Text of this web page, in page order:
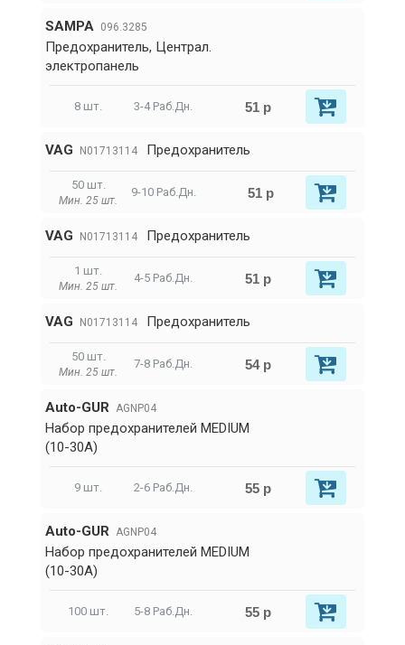
SAMPA 096.3285
Предохранитель, Централ.
электропанель
8 шт. 3-4 Раб.Дн. 51 р
VAG N01713114 Предохранитель
50 шт.
Мин. 25 шт.
9-10 Раб.Дн. 51 р
VAG N01713114 Предохранитель
1 шт.
Мин. 25 шт.
4-5 Раб.Дн. 51 р
VAG N01713114 Предохранитель
50 шт.
Мин. 25 шт.
7-8 Раб.Дн. 54 р
Auto-GUR AGNP04
Набор предохранителей MEDIUM
(10-30А)
9 шт. 2-6 Раб.Дн. 55 р
Auto-GUR AGNP04
Набор предохранителей MEDIUM
(10-30А)
100 шт. 5-8 Раб.Дн. 55 р